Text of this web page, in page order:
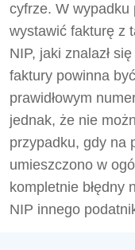
cyfrze. W wypadku
wystawić fakturę z
NIP, jaki znalazł
faktury powinna
prawidłowym
jednak, że nie
przypadku, gdy na
umieszczono w
kompletnie błędny
NIP innego